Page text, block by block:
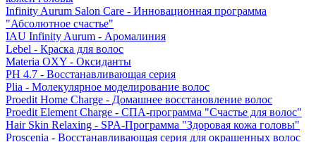
Infinity Aurum Salon Care - Инновационная программа
"Абсолютное счастье"
IAU Infinity Aurum - Аромалиния
Lebel - Краска для волос
Materia OXY - Оксиданты
PH 4.7 - Восстанавливающая серия
Plia - Молекулярное моделирование волос
Proedit Home Charge - Домашнее восстановление волос
Proedit Element Charge - СПА-программа "Счастье для волос"
Hair Skin Relaxing - SPA-Программа "Здоровая кожа головы"
Proscenia - Восстанавливающая серия для окрашенных волос